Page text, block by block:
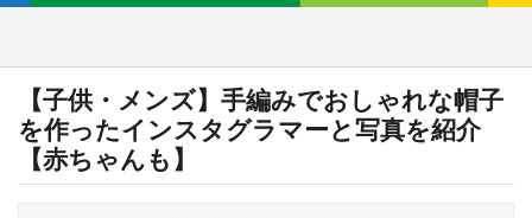
【子供・メンズ】手編みでおしゃれな帽子
を作ったインスタグラマーと写真を紹介
【赤ちゃんも】